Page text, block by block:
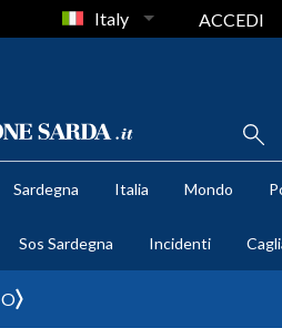
Italy ACCEDI
Sardegna Italia Mondo
Sos Sardegna Incidenti